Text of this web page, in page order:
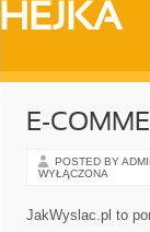
HEJKA
E-
POSTED BY
WYŁĄCZONA
JakWyslac.pl to